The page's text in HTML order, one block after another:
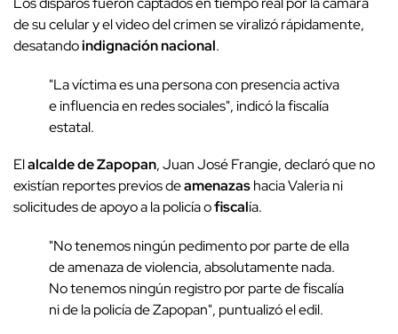
de su celular y el video del crimen se viralizó rápidamente,
desatandoindignación nacional.
"La víctima es una persona con presencia activa
e influencia en redes sociales", indicó la fiscalía
estatal.
Elalcalde de Zapopan, Juan José Frangie, declaró que no
existían reportes previos deamenazashacia Valeria ni
solicitudes de apoyo a la policía ofiscalía.
"No tenemos ningún pedimento por parte de ella
de amenaza de violencia, absolutamente nada.
No tenemos ningún registro por parte de fiscalía
ni de la policía de Zapopan", puntualizó el edil.